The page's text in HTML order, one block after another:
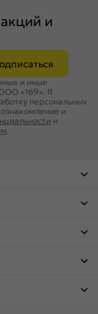
и
и иные
«169». Я
персональных
и
и
.